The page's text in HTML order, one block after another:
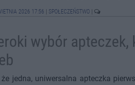
2026 17:56 SPOŁECZEŃSTWO
wybór
że jedna, uniwersalna apteczka